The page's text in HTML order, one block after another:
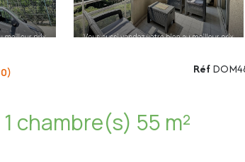
Appartement 2 pièce(s) 1 chambre(s) 55 m²
Réf